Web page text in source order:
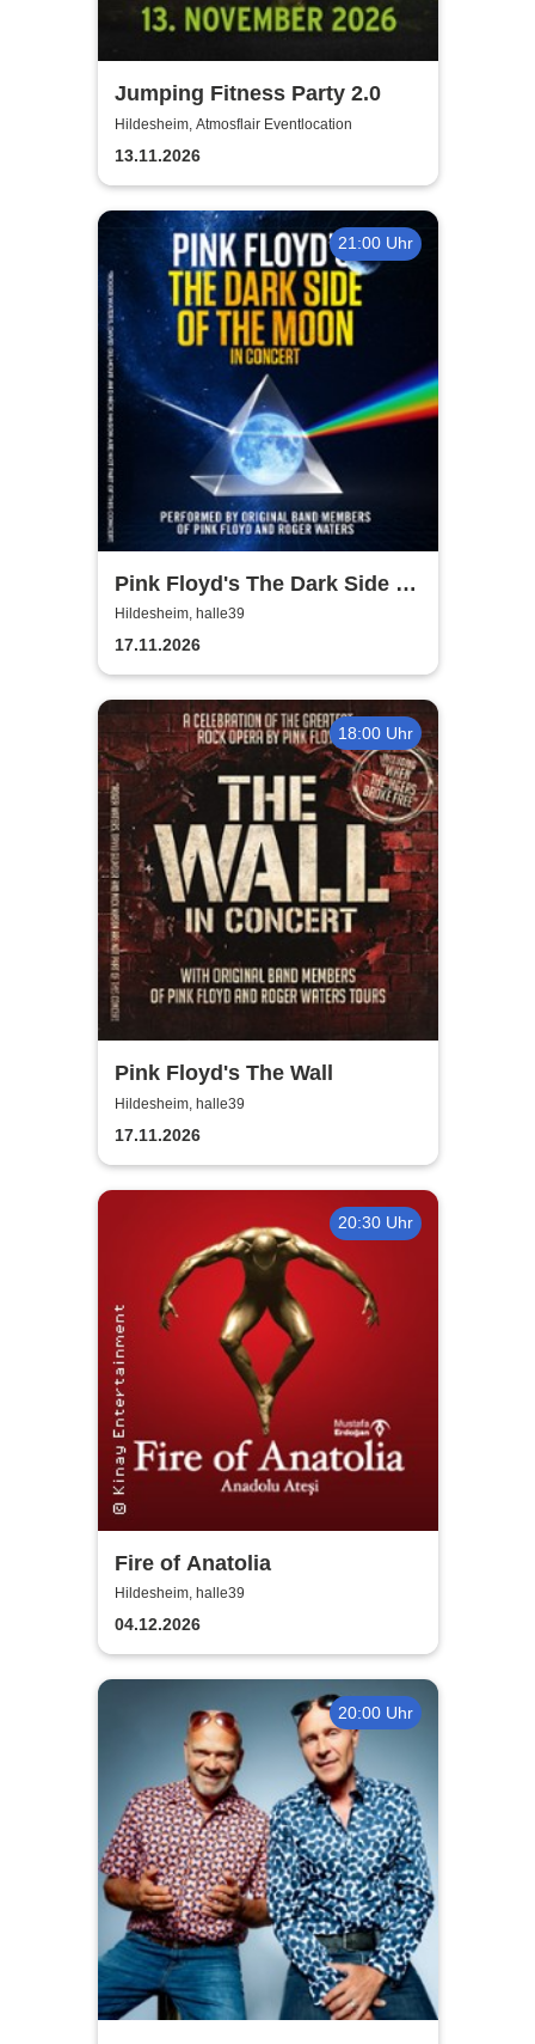
Jumping Fitness Party 2.0
Hildesheim, Atmosflair Eventlocation
13.11.2026
21:00 Uhr
Pink Floyd's The Dark Side of
the Moon - In Concert
Hildesheim, halle39
17.11.2026
18:00 Uhr
Pink Floyd's The Wall
Hildesheim, halle39
17.11.2026
20:30 Uhr
Fire of Anatolia
Hildesheim, halle39
04.12.2026
20:00 Uhr